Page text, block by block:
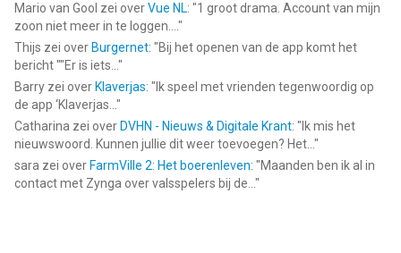
Mario van Gool zei overVue NL: "1 groot drama. Account van mijn
zoon niet meer in te loggen.... "
Thijs zei over Burgernet: "Bij het openen van de app komt het
bericht ""Er is iets... "
Barry zei over Klaverjas: " Ik speel met vrienden tegenwoordig op
de app ‘Klaverjas... "
Catharina zei over DVHN - Nieuws & Digitale Krant: " Ik mis het
nieuwswoord. Kunnen jullie dit weer toevoegen? Het... "
sara zei over FarmVille 2: Het boerenleven: "Maanden ben ik al in
contact met Zynga over valsspelers bij de... "